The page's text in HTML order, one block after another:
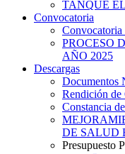
TANQUE
Convocatoria
PROCESO
AÑO 2025
Descargas
Documentos
Rendición de
Constancia
DE SALUD
Presupuesto